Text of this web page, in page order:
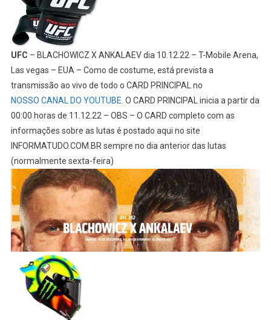
UFC – BLACHOWICZ X ANKALAEV dia 10.12.22 – T-Mobile Arena,
Las vegas – EUA – Como de costume, está prevista a
transmissão ao vivo de todo o CARD PRINCIPAL no
NOSSO CANAL DO YOUTUBE . O CARD PRINCIPAL inicia a partir da
00:00 horas de 11.12.22 – OBS – O CARD completo com as
informações sobre as lutas é postado aqui no site
INFORMATUDO.COM.BR sempre no dia anterior das lutas
(normalmente sexta-feira)